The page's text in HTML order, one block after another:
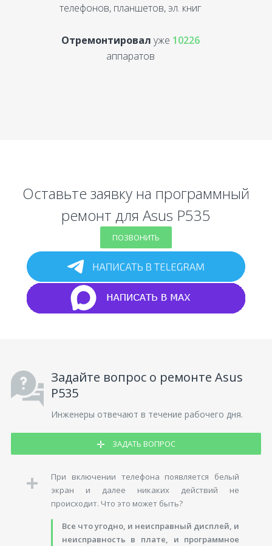
телефонов, планшетов, эл. книг
Отремонтировал уже 10226
аппаратов
Оставьте заявку на программный
ремонт для Asus P535
ПОЗВОНИТЬ
Задайте вопрос о ремонте Asus
P535
Инженеры отвечают в течение рабочего дня.
ЗАДАТЬ ВОПРОС
При включении телефона появляется белый
экран и далее никаких действий не
происходит. Что это может быть?
Все что угодно, и неисправный дисплей, и
неисправность в плате, и программное